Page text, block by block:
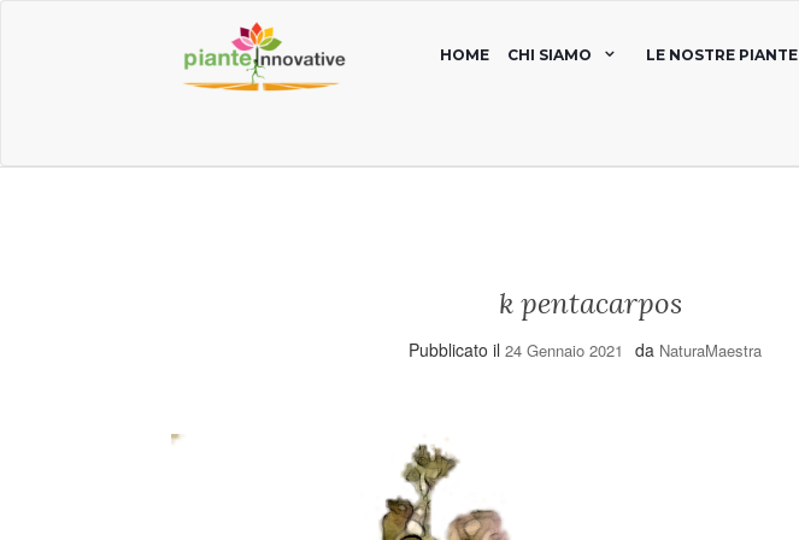
HOME CHI SIAMO LE NOSTRE PIANTE
k pentacarpos
Pubblicato il 24 Gennaio 2021 da NaturaMaestra